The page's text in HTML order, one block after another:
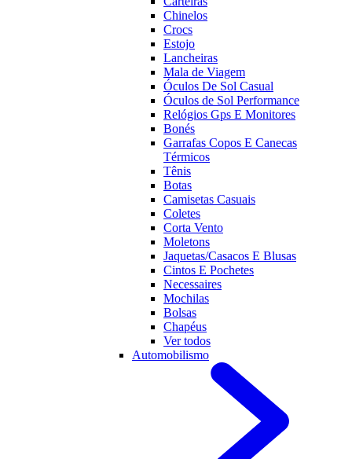
Chinelos
Crocs
Estojo
Lancheiras
Mala de Viagem
Óculos De Sol Casual
Óculos de Sol Performance
Relógios Gps E Monitores
Bonés
Garrafas Copos E Canecas
Térmicos
Tênis
Botas
Camisetas Casuais
Coletes
Corta Vento
Moletons
Jaquetas/Casacos E Blusas
Cintos E Pochetes
Necessaires
Mochilas
Bolsas
Chapéus
Ver todos
Automobilismo